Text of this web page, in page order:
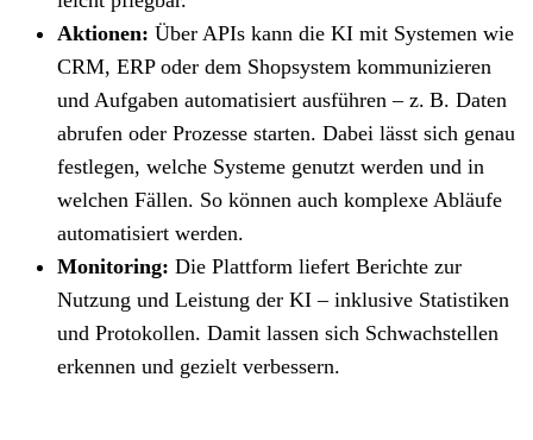
Aktionen: Über APIs kann die KI mit Systemen wie
CRM, ERP oder dem Shopsystem kommunizieren
und Aufgaben automatisiert ausführen – z. B. Daten
abrufen oder Prozesse starten. Dabei lässt sich genau
festlegen, welche Systeme genutzt werden und in
welchen Fällen. So können auch komplexe Abläufe
automatisiert werden.
Monitoring: Die Plattform liefert Berichte zur
Nutzung und Leistung der KI – inklusive Statistiken
und Protokollen. Damit lassen sich Schwachstellen
erkennen und gezielt verbessern.